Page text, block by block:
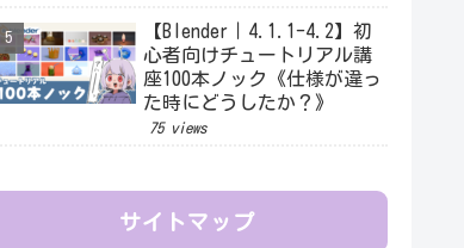
【Blender｜4.1.1-4.2】初
心者向けチュートリアル講
座100本ノック《仕様が違っ
た時にどうしたか？》
75 views
サイトマップ